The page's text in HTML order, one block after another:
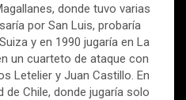
donde tuvo varias
por San Luis, probaría
y en 1990 jugaría en La
un cuarteto de ataque con
Letelier y Juan Castillo. En
de Chile, donde jugaría solo